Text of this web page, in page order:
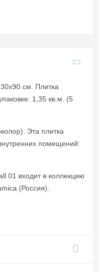
см. Плитка
1,35 кв.м. (5
Эта плитка
помещений:
01 входит в коллекцию
(Россия).